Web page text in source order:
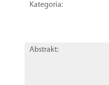
Kategoria:
Abstrakt: